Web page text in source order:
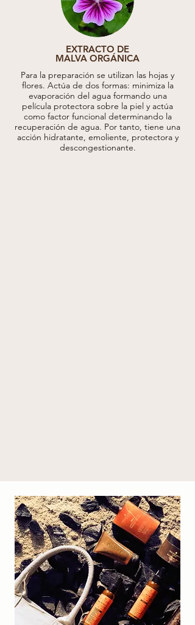
EXTRACTO DE
MALVA ORGÁNICA
Para la preparación se utilizan las hojas y
flores. Actúa de dos formas: minimiza la
evaporación del agua formando una
película protectora sobre la piel y actúa
como factor funcional determinando la
recuperación de agua. Por tanto, tiene una
acción hidratante, emoliente, protectora y
descongestionante.